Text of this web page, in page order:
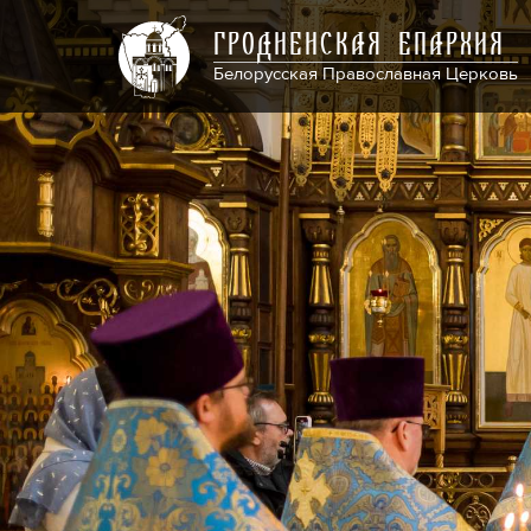
ГРОДНЕНСКАЯ ЕПАРХИЯ
Белорусская Православная Церковь